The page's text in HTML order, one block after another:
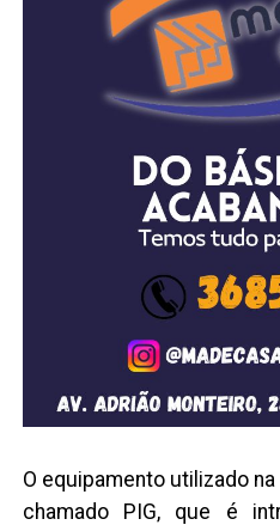
O equipamento utilizado
chamado PIG, que é